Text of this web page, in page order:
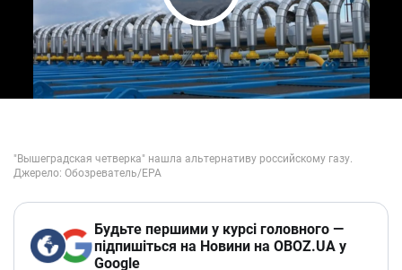
Play Video
Будьте першими у курсі головного —
підпишіться на Новини на OBOZ.UA у
Google